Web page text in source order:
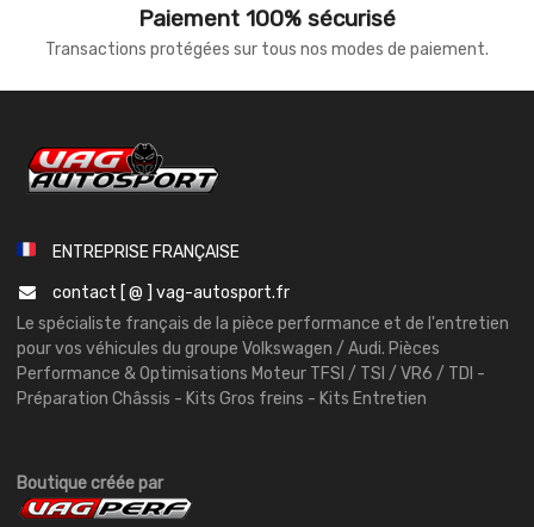
Paiement 100% sécurisé
Transactions protégées sur tous nos modes de paiement.
ENTREPRISE FRANÇAISE
contact [ @ ] vag-autosport.fr
Le spécialiste français de la pièce performance et de l'entretien
pour vos véhicules du groupe Volkswagen / Audi. Pièces
Performance & Optimisations Moteur TFSI / TSI / VR6 / TDI -
Préparation Châssis - Kits Gros freins - Kits Entretien
Boutique créée par